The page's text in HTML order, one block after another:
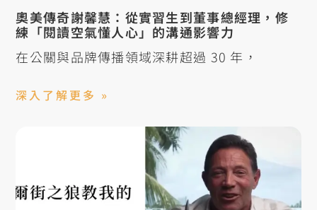
奧美傳奇謝馨慧：從實習生到董事總經理，修
練「閱讀空氣懂人心」的溝通影響力
在公關與品牌傳播領域深耕超過 30 年，
深入了解更多 »